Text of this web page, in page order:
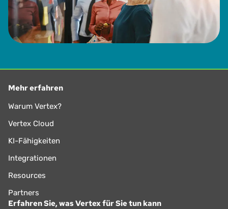
Mehr erfahren
Warum Vertex?
Vertex Cloud
KI-Fähigkeiten
Integrationen
Resources
Partners
Erfahren Sie, was Vertex für Sie tun kann